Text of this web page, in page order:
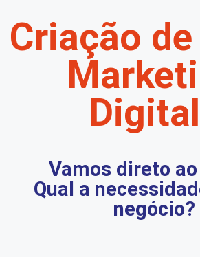
Criação
Vamos direto
Qual a
negócio?